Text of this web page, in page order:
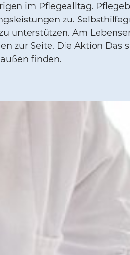
im Pflegealltag.
zu.
unterstützen. Am
zur Seite. Die Aktion Das
finden.